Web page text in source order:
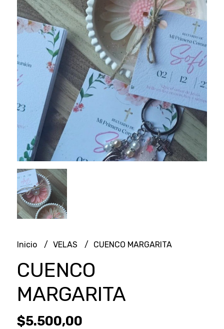
Inicio VELAS CUENCO MARGARITA
CUENCO
MARGARITA
$5.500,00